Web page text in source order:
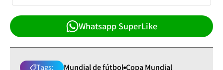
Whatsapp SuperLike
Tags: Mundial de fútbol Copa Mundial